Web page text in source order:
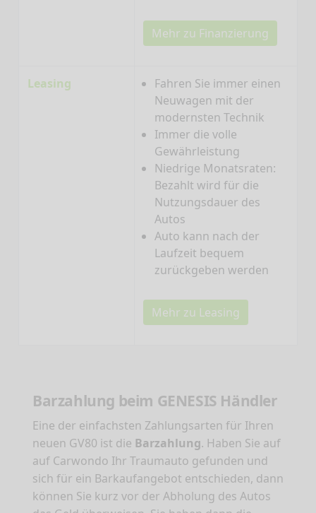
Mehr zu Finanzierung
Leasing
Fahren Sie immer einen
Neuwagen mit der
modernsten Technik
Immer die volle
Gewährleistung
Niedrige Monatsraten:
Bezahlt wird für die
Nutzungsdauer des
Autos
Auto kann nach der
Laufzeit bequem
zurückgeben werden
Mehr zu Leasing
Barzahlung beim GENESIS Händler
Eine der einfachsten Zahlungsarten für Ihren
neuen GV80 ist die Barzahlung. Haben Sie auf
auf Carwondo Ihr Traumauto gefunden und
sich für ein Barkaufangebot entschieden, dann
können Sie kurz vor der Abholung des Autos